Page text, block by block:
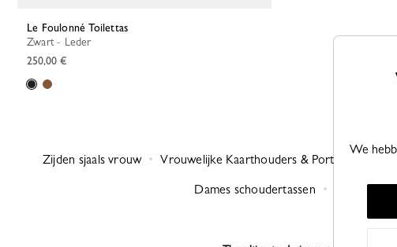
Le Foulonné Toilettas
Zwart - Leder
250,00 €
Zijden sjaals vrouw Vrouwelijke Kaarthouders & Portefeuilles
Dames schoudertassen
Dames
We